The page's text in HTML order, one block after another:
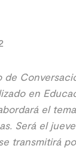
de
en
el
Será el
transmitirá